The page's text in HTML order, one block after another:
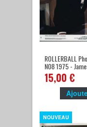
ROLLERBALL
N08 1975 -
Jewinson
15,00 €
NOUVEAU